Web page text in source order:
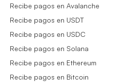
Recibe pagos en Avalanche
Recibe pagos en USDT
Recibe pagos en USDC
Recibe pagos en Solana
Recibe pagos en Ethereum
Recibe pagos en Bitcoin